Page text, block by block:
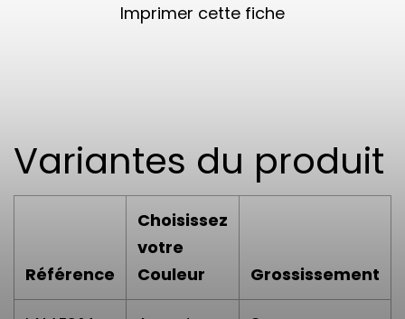
Imprimer cette fiche
Variantes du produit
Référence
Choisissez
votre
Couleur
Grossissement